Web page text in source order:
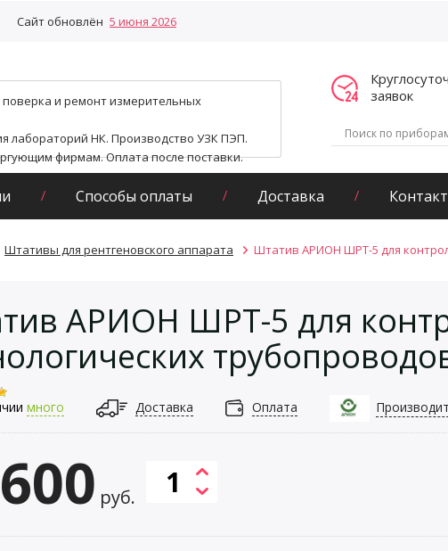
Сайт обновлён 5 июня 2026
поверка и ремонт измерительных
лабораторий НК. Производство УЗК ПЭП.
фирмам. Оплата после поставки.
заявок
Способы оплаты Доставка
Штативы для рентгеновского аппарата Штатив АРИОН ШРТ-5 для
АРИОН ШРТ-5 для
много Доставка Оплата
руб.